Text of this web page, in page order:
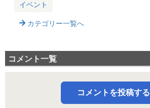
イベント
カテゴリー一覧へ
コメント一覧
コメントを投稿する